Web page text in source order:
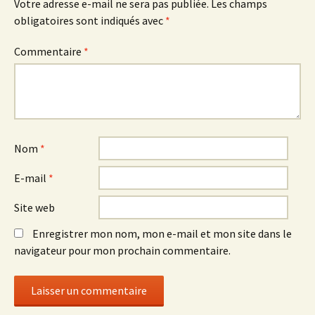
Votre adresse e-mail ne sera pas publiée. Les champs
obligatoires sont indiqués avec *
Commentaire *
Nom *
E-mail *
Site web
Enregistrer mon nom, mon e-mail et mon site dans le
navigateur pour mon prochain commentaire.